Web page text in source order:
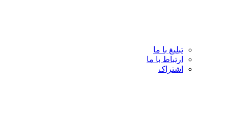
تبلیغ با ما
ارتباط با ما
اشتراک